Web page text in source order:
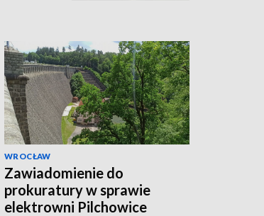
WROCŁAW
Zawiadomienie do
prokuratury w sprawie
elektrowni Pilchowice